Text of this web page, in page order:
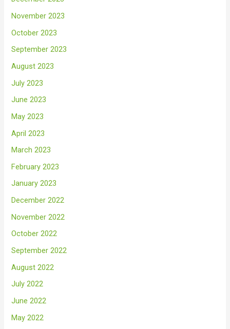
November 2023
October 2023
September 2023
August 2023
July 2023
June 2023
May 2023
April 2023
March 2023
February 2023
January 2023
December 2022
November 2022
October 2022
September 2022
August 2022
July 2022
June 2022
May 2022